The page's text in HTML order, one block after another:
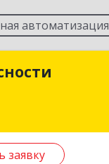
автоматизация
заявку
дом № 11, кв.9